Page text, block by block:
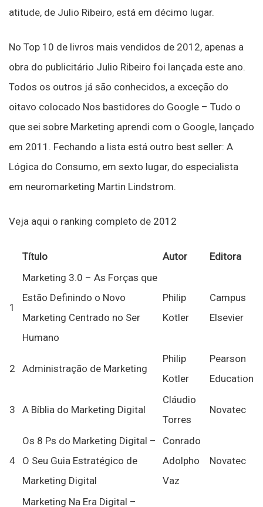
atitude, de Julio Ribeiro, está em décimo lugar.
No Top 10 de livros mais vendidos de 2012, apenas a
obra do publicitário Julio Ribeiro foi lançada este ano.
Todos os outros já são conhecidos, a exceção do
oitavo colocado Nos bastidores do Google – Tudo o
que sei sobre Marketing aprendi com o Google, lançado
em 2011. Fechando a lista está outro best seller: A
Lógica do Consumo, em sexto lugar, do especialista
em neuromarketing Martin Lindstrom.
Veja aqui o ranking completo de 2012
Título Autor Editora
1
Marketing 3.0 – As Forças que
Estão Definindo o Novo
Marketing Centrado no Ser
Humano
Philip
Kotler
Campus
Elsevier
2 Administração de Marketing
Philip
Kotler
Pearson
Education
3 A Bíblia do Marketing Digital
Cláudio
Torres
Novatec
4
Os 8 Ps do Marketing Digital –
O Seu Guia Estratégico de
Marketing Digital
Conrado
Adolpho
Vaz
Novatec
Marketing Na Era Digital –